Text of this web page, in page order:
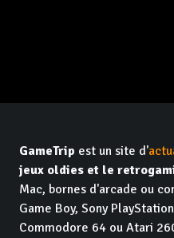
GameTrip est un site d'
jeux oldies et le
Mac, bornes d'arcade ou
Game Boy, Sony
Commodore 64 ou Atari